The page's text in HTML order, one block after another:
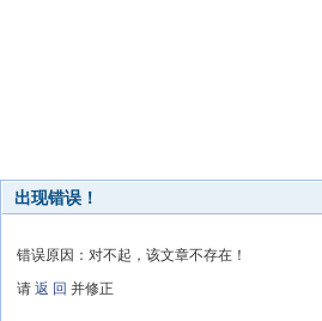
出现错误！
错误原因：对不起，该文章不存在！
请 返 回 并修正